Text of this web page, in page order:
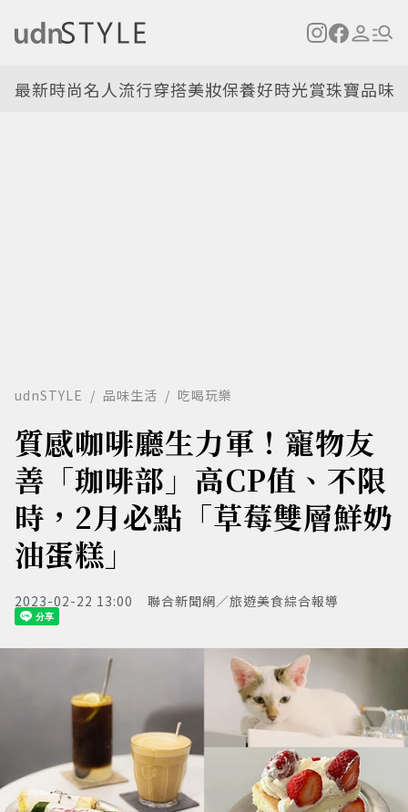
最新時尚名人流行穿搭美妝保養好時光賞珠寶品味
udnSTYLE 品味生活 吃喝玩樂
質感咖啡廳生力軍！寵物友
善「珈啡部」高CP值、不限
時，2月必點「草莓雙層鮮奶
油蛋糕」
2023-02-22 13:00 聯合新聞網／旅遊美食綜合報導